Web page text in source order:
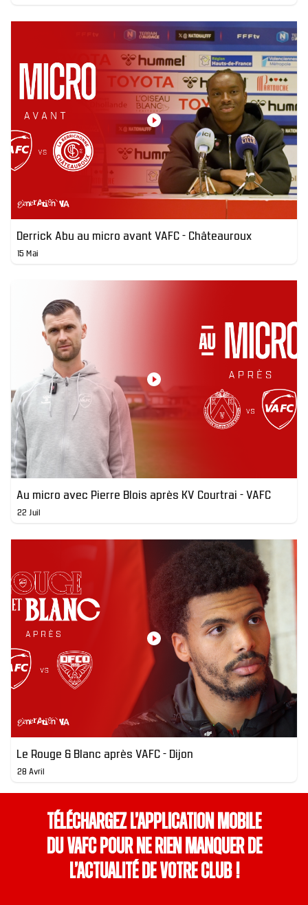
Derrick Abu au micro avant VAFC - Châteauroux
15 Mai
Au micro avec Pierre Blois après KV Courtrai - VAFC
22 Juil
Le Rouge & Blanc après VAFC - Dijon
28 Avril
Téléchargez l’application mobile
du VAFC pour ne rien manquer de
l’actualité de votre club !